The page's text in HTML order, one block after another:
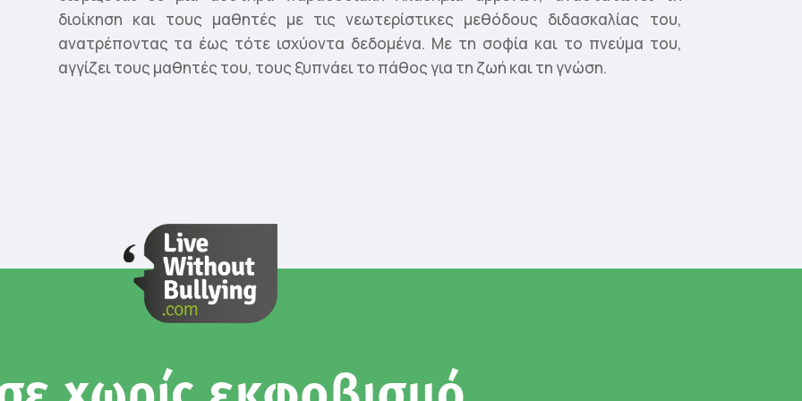
διοίκηση και τους μαθητές με τις νεωτερίστικες μεθόδους διδασκαλίας του,
ανατρέποντας τα έως τότε ισχύοντα δεδομένα. Με τη σοφία και το πνεύμα του,
αγγίζει τους μαθητές του, τους ξυπνάει το πάθος για τη ζωή και τη γνώση.